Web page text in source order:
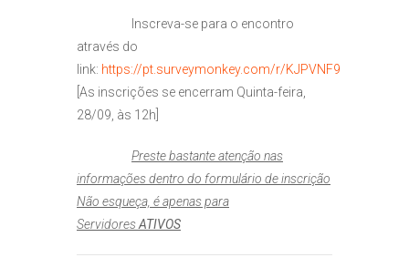
Inscreva-se para o encontro
através do
link: https://pt.surveymonkey.com/r/KJPVNF9
[As inscrições se encerram Quinta-feira,
28/09, às 12h]
Preste bastante atenção nas
informações dentro do formulário de inscrição
Não esqueça, é apenas para
ServidoresATIVOS